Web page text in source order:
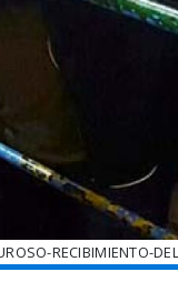
RECIBIMIENTO-